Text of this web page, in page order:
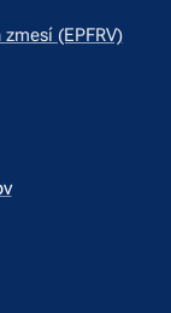
(EPFRV)